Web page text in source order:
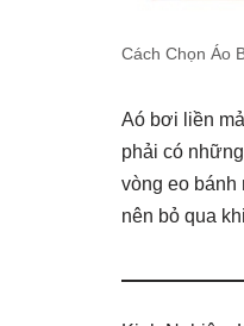
Cách Chọn Áo
Aó bơi liền
phải có
vòng eo bánh
nên bỏ qua